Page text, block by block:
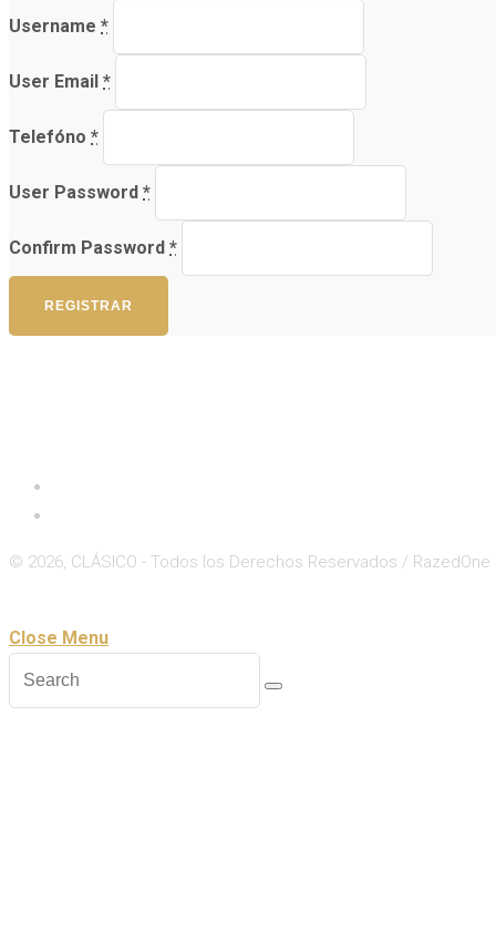
Username *
User Email *
Telefóno *
User Password *
Confirm Password *
REGISTRAR
© 2026, CLÁSICO - Todos los Derechos Reservados / RazedOne
Close Menu